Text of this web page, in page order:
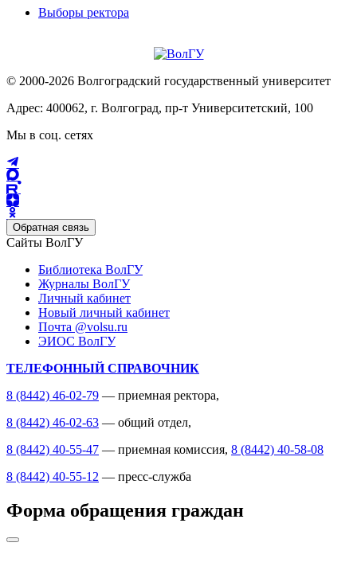
Выборы ректора
© 2000-2026 Волгоградский государственный университет
Адрес: 400062, г. Волгоград, пр-т Университетский, 100
Мы в соц. сетях
Обратная связь
Сайты ВолГУ
Библиотека ВолГУ
Журналы ВолГУ
Личный кабинет
Новый личный кабинет
Почта @volsu.ru
ЭИОС ВолГУ
ТЕЛЕФОННЫЙ СПРАВОЧНИК
8 (8442) 46-02-79 — приемная ректора,
8 (8442) 46-02-63 — общий отдел,
8 (8442) 40-55-47 — приемная комиссия, 8 (8442) 40-58-08
8 (8442) 40-55-12 — пресс-служба
Форма обращения граждан